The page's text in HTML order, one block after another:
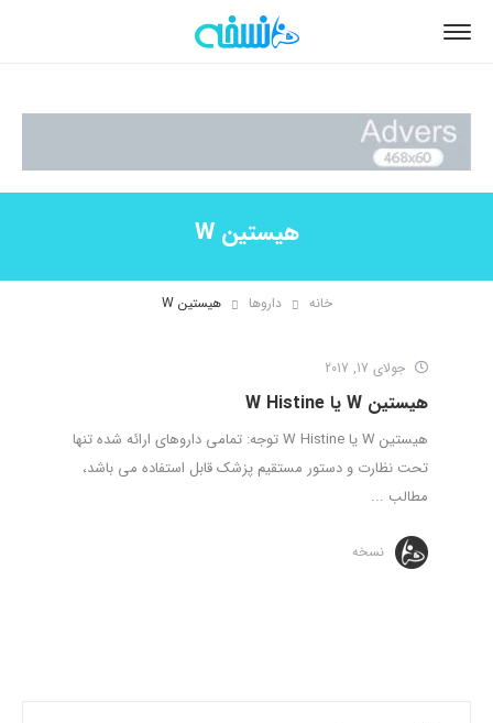
هیستین W
خانه داروها هیستین W
جولای 17, 2017
هیستین W یا W Histine
هیستین W یا W Histine توجه: تمامی داروهای ارائه شده تنها
تحت نظارت و دستور مستقیم پزشک قابل استفاده می باشد،
مطالب ...
نسخه